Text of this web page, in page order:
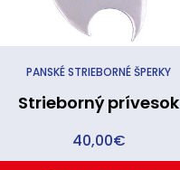
PANSKÉ STRIEBORNÉ ŠPERKY
Strieborný prívesok
40,00€